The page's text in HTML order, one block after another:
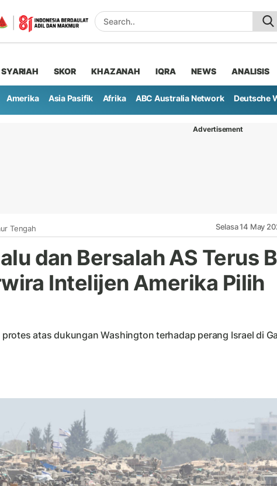
SKOR KHAZANAH IQRA NEWS ANALISIS
Amerika Asia Pasifik Afrika ABC Australia Network Deutsche
Advertisement
Tengah Selasa 14 May
dan Bersalah AS Terus
Intelijen Amerika Pilih
atas dukungan Washington terhadap perang Israel di